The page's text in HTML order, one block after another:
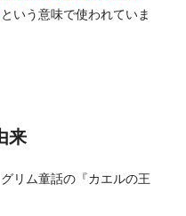
という意味で使われていま
来
リム童話の『カエルの王